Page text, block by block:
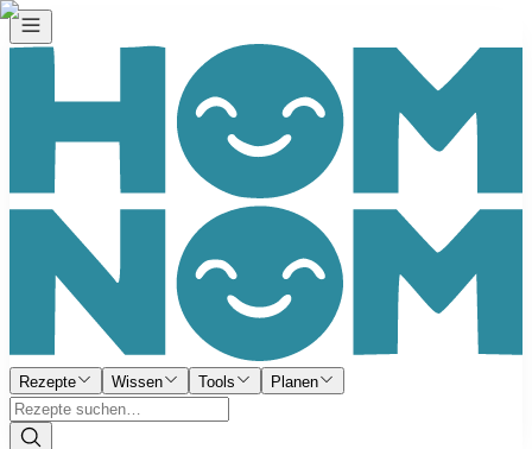
Rezepte Wissen Tools Planen